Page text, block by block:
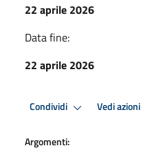
22 aprile 2026
Data fine:
22 aprile 2026
Condividi Vedi azioni
Argomenti: